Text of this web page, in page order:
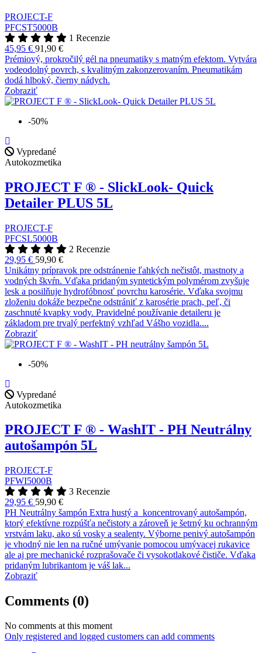
PROJECT-F
PFCST5000B
1 Recenzie
45,95 € 91,90 €
Prémiový, prokročilý gél na pneumatiky s matným efektom. Vytvára
vodeodolný povrch, s kvalitným zakonzerovaním. Pneumatikám
dodá hlboký, čierny nádych.
Zobraziť
-50%
Vypredané
Autokozmetika
PROJECT F ® - SlickLook- Quick
Detailer PLUS 5L
PROJECT-F
PFCSL5000B
2 Recenzie
29,95 € 59,90 €
Unikátny prípravok pre odstránenie ľahkých nečistôt, mastnoty a
vodných škvŕn. Vďaka pridaným syntetickým polymérom zvyšuje
lesk a posilňuje hydrofóbnosť povrchu karosérie. Vďaka svojmu
zloženiu dokáže bezpečne odstrániť z karosérie prach, peľ, či
zaschnuté kvapky vody. Pravidelné používanie detaileru je
základom pre trvalý perfektný vzhľad Vášho vozidla....
Zobraziť
-50%
Vypredané
Autokozmetika
PROJECT F ® - WashIT - PH Neutrálny
autošampón 5L
PROJECT-F
PFWI5000B
3 Recenzie
29,95 € 59,90 €
PH Neutrálny šampón Extra hustý a koncentrovaný autošampón,
ktorý efektívne rozpúšťa nečistoty a zároveň je šetrný ku ochranným
vrstvám laku, ako sú vosky a sealenty. Výborne penivý autošampón
je vhodný nie len na ručné umývanie pomocou umývacej rukavice
ale aj pre mechanické rozprašovače či vysokotlakové čističe. Vďaka
pridaným lubrikantom je váš lak...
Zobraziť
Comments (0)
No comments at this moment
Only registered and logged customers can add comments